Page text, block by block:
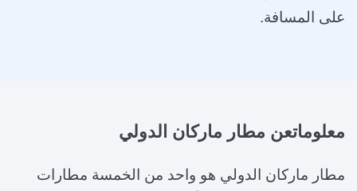
على المسافة.
معلوماتعن مطار ماركان الدولي
مطار ماركان الدولي هو واحد من الخمسة مطارات